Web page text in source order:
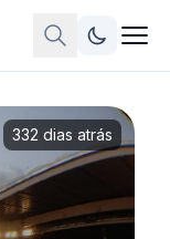
332 dias atrás